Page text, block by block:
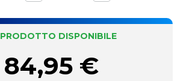
PRODOTTO DISPONIBILE
84,95 €